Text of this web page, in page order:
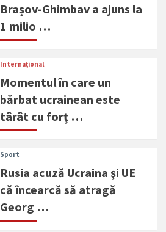
Brașov-Ghimbav a ajuns la
1 milio …
Internațional
Momentul în care un
bărbat ucrainean este
târât cu forț …
Sport
Rusia acuză Ucraina şi UE
că încearcă să atragă
Georg …